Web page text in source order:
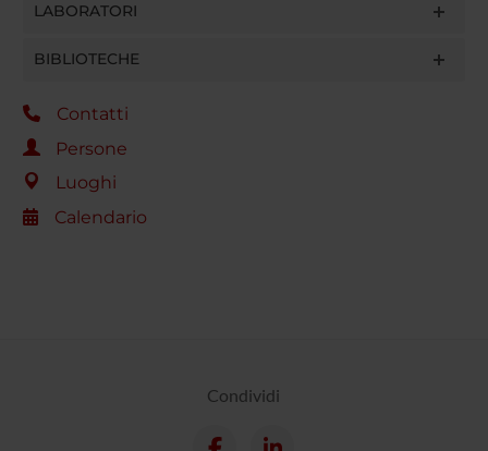
LABORATORI
BIBLIOTECHE
Contatti
Persone
Luoghi
Calendario
Condividi